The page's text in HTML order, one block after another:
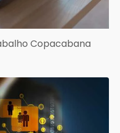
Copacabana